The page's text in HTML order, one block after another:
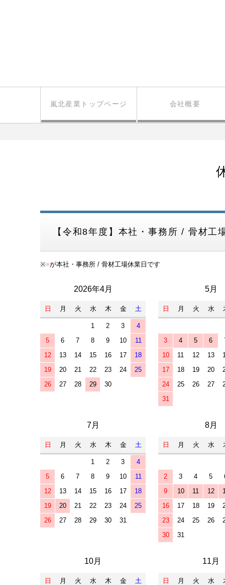
嵐北産業トップページ 会社概要
【令和8年度】本社・事務所 / 骨材工
※■が本社・事務所 / 骨材工場休業日です
2026年4月
日 月 火 水 木 金 土
1 2 3
4
5
6 7 8 9 10
11
12
13 14 15 16 17
18
19
20 21 22 23 24
25
26
27 28 29 30
5月
日 月 火 水
3 4 5 6
10
11 12 13
17
18 19 20
24
25 26 27
31
7月
日 月 火 水 木 金 土
1 2 3
4
5
6 7 8 9 10
11
12
13 14 15 16 17
18
19
20 21 22 23 24
25
26
27 28 29 30 31
8月
日 月 火 水
2 3 4 5
9
10 11 12
16
17 18 19
23
24 25 26
30
31
10月
日 月 火 水 木 金 土
11月
日 月 火 水